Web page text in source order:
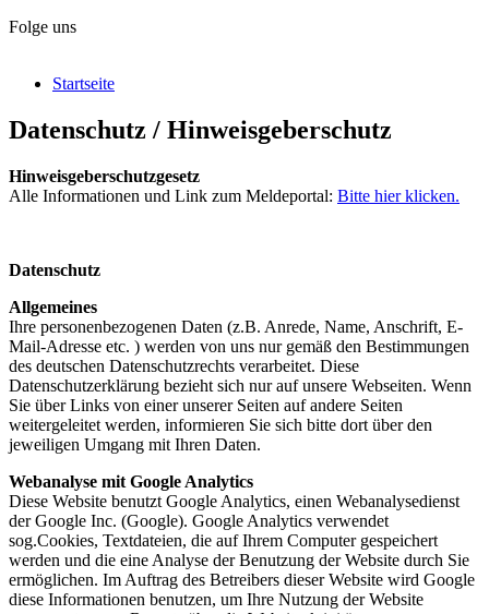
Folge uns
Startseite
Datenschutz / Hinweisgeberschutz
Hinweisgeberschutzgesetz
Alle Informationen und Link zum Meldeportal: Bitte hier klicken.
Datenschutz
Allgemeines
Ihre personenbezogenen Daten (z.B. Anrede, Name, Anschrift, E-
Mail-Adresse etc. ) werden von uns nur gemäß den Bestimmungen
des deutschen Datenschutzrechts verarbeitet. Diese
Datenschutzerklärung bezieht sich nur auf unsere Webseiten. Wenn
Sie über Links von einer unserer Seiten auf andere Seiten
weitergeleitet werden, informieren Sie sich bitte dort über den
jeweiligen Umgang mit Ihren Daten.
Webanalyse mit Google Analytics
Diese Website benutzt Google Analytics, einen Webanalysedienst
der Google Inc. (Google). Google Analytics verwendet
sog.Cookies, Textdateien, die auf Ihrem Computer gespeichert
werden und die eine Analyse der Benutzung der Website durch Sie
ermöglichen. Im Auftrag des Betreibers dieser Website wird Google
diese Informationen benutzen, um Ihre Nutzung der Website